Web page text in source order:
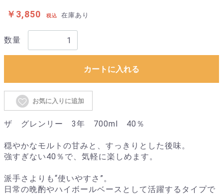
￥3,850 税込 在庫あり
数量
カートに入れる
お気に入りに追加
ザ グレンリー 3年 700ml 40％
穏やかなモルトの甘みと、すっきりとした後味。
強すぎない40％で、気軽に楽しめます。
派手さよりも“使いやすさ”。
日常の晩酌やハイボールベースとして活躍するタイプで